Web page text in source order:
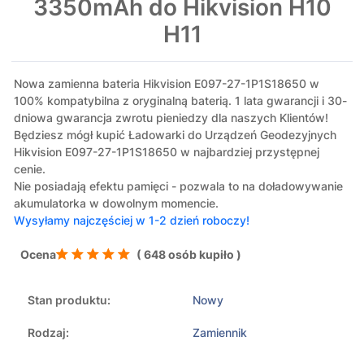
3350mAh do Hikvision H10
H11
Nowa zamienna bateria Hikvision E097-27-1P1S18650 w
100% kompatybilna z oryginalną baterią. 1 lata gwarancji i 30-
dniowa gwarancja zwrotu pieniedzy dla naszych Klientów!
Będziesz mógł kupić Ładowarki do Urządzeń Geodezyjnych
Hikvision E097-27-1P1S18650 w najbardziej przystępnej
cenie.
Nie posiadają efektu pamięci - pozwala to na doładowywanie
akumulatorka w dowolnym momencie.
Wysyłamy najczęściej w 1-2 dzień roboczy!
Ocena ( 648 osób kupiło )
Stan produktu: Nowy
Rodzaj: Zamiennik